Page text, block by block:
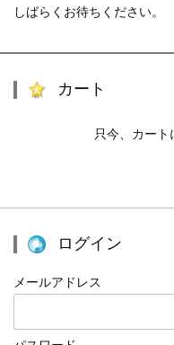
しばらくお待ちください。
カート
只今、カート
ログイン
メールアドレス